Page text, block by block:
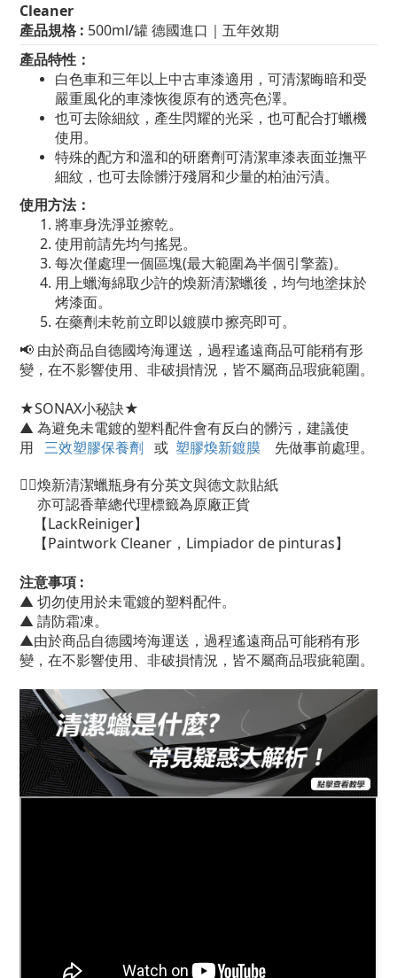
Cleaner
產品規格 : 500ml/罐 德國進口｜五年效期
產品特性：
白色車和三年以上中古車漆適用，可清潔晦暗和受
嚴重風化的車漆恢復原有的透亮色澤。
也可去除細紋，產生閃耀的光采，也可配合打蠟機
使用。
特殊的配方和溫和的研磨劑可清潔車漆表面並撫平
細紋，也可去除髒汙殘屑和少量的柏油污漬。
使用方法：
將車身洗淨並擦乾。
使用前請先均勻搖晃。
每次僅處理一個區塊(最大範圍為半個引擎蓋)。
用上蠟海綿取少許的煥新清潔蠟後，均勻地塗抹於
烤漆面。
在藥劑未乾前立即以鍍膜巾擦亮即可。
📢 由於商品自德國垮海運送，過程遙遠商品可能稍有形
變，在不影響使用、非破損情況，皆不屬商品瑕疵範圍。
★SONAX小秘訣★
▲ 為避免未電鍍的塑料配件會有反白的髒污，建議使
用 三效塑膠保養劑 或 塑膠煥新鍍膜
先做事前處理。
👉🏻煥新清潔蠟瓶身有分英文與德文款貼紙
亦可認香華總代理標籤為原廠正貨
【LackReiniger】
【Paintwork Cleaner，Limpiador de pinturas】
注意事項 :
▲ 切勿使用於未電鍍的塑料配件。
▲ 請防霜凍。
▲由於商品自德國垮海運送，過程遙遠商品可能稍有形
變，在不影響使用、非破損情況，皆不屬商品瑕疵範圍。